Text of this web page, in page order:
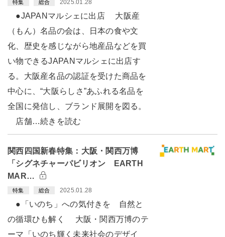
特集 総合 2025.01.28
●JAPANマルシェに出店 大阪産
（もん）名品の会は、日本の食や文
化、歴史を感じながら地産品などを買
い物できるJAPANマルシェに出店す
る。大阪産名品の認証を受けた商品を
中心に、“大阪らしさ”あふれる名品を
全国に発信し、ブランド展開を図る。
店舗…続きを読む
関西四国新春特集：大阪・関西万博
「シグネチャーパビリオン EARTH
MAR…
特集 総合 2025.01.28
●「いのち」への気付きを 自然と
の循環ひも解く 大阪・関西万博のテ
ーマ「いのち輝く未来社会のデザイ